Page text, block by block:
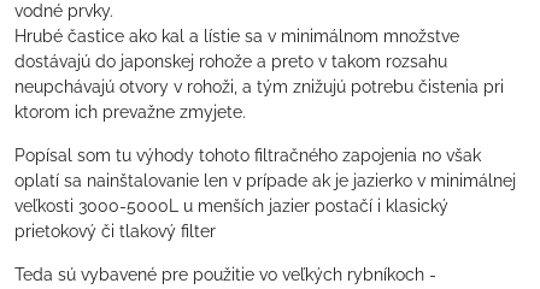
vodné prvky.
Hrubé častice ako kal a lístie sa v minimálnom množstve
dostávajú do japonskej rohože a preto v takom rozsahu
neupchávajú otvory v rohoži, a tým znižujú potrebu čistenia pri
ktorom ich prevažne zmyjete.
Popísal som tu výhody tohoto filtračného zapojenia no však
oplatí sa nainštalovanie len v prípade ak je jazierko v minimálnej
veľkosti 3000-5000L u menších jazier postačí i klasický
prietokový či tlakový filter
Teda sú vybavené pre použitie vo veľkých rybníkoch -